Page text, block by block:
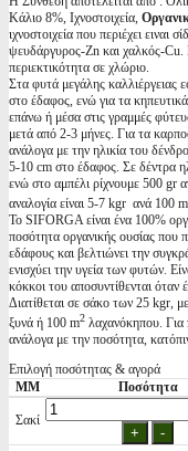
Κάλιο 8%, Ιχνοστοιχεία,
ιχνοστοιχεία που περιέχει
ψευδάργυρος-Zn και χαλκός-Cu.
περιεκτικότητα σε χλώριο.
Στα φυτά μεγάλης
στο έδαφος, ενώ για τα
επάνω ή μέσα στις γραμμές
μετά από 2-3 μήνες. Για τα
ανάλογα με την ηλικία του
5-10 cm στο έδαφος. Σε δέντρα
ενώ στο αμπέλι ρίχνουμε 500 gr
αναλογία είναι 5-7 kgr ανά 100 m
Το SIFORGA είναι ένα 100%
ποσότητα οργανικής ουσίας που
εδάφους και βελτιώνει την
ενισχύει την υγεία των φυτών.
κόκκοι του αποσυντίθενται
Διατίθεται σε σάκο των 25 kgr,
ξυνά ή 100 m2 λαχανόκηπου. Για
ανάλογα με την ποσότητα,
Επιλογή ποσότητας & αγορά
ΜΜ
Ποσότητα
Σακί